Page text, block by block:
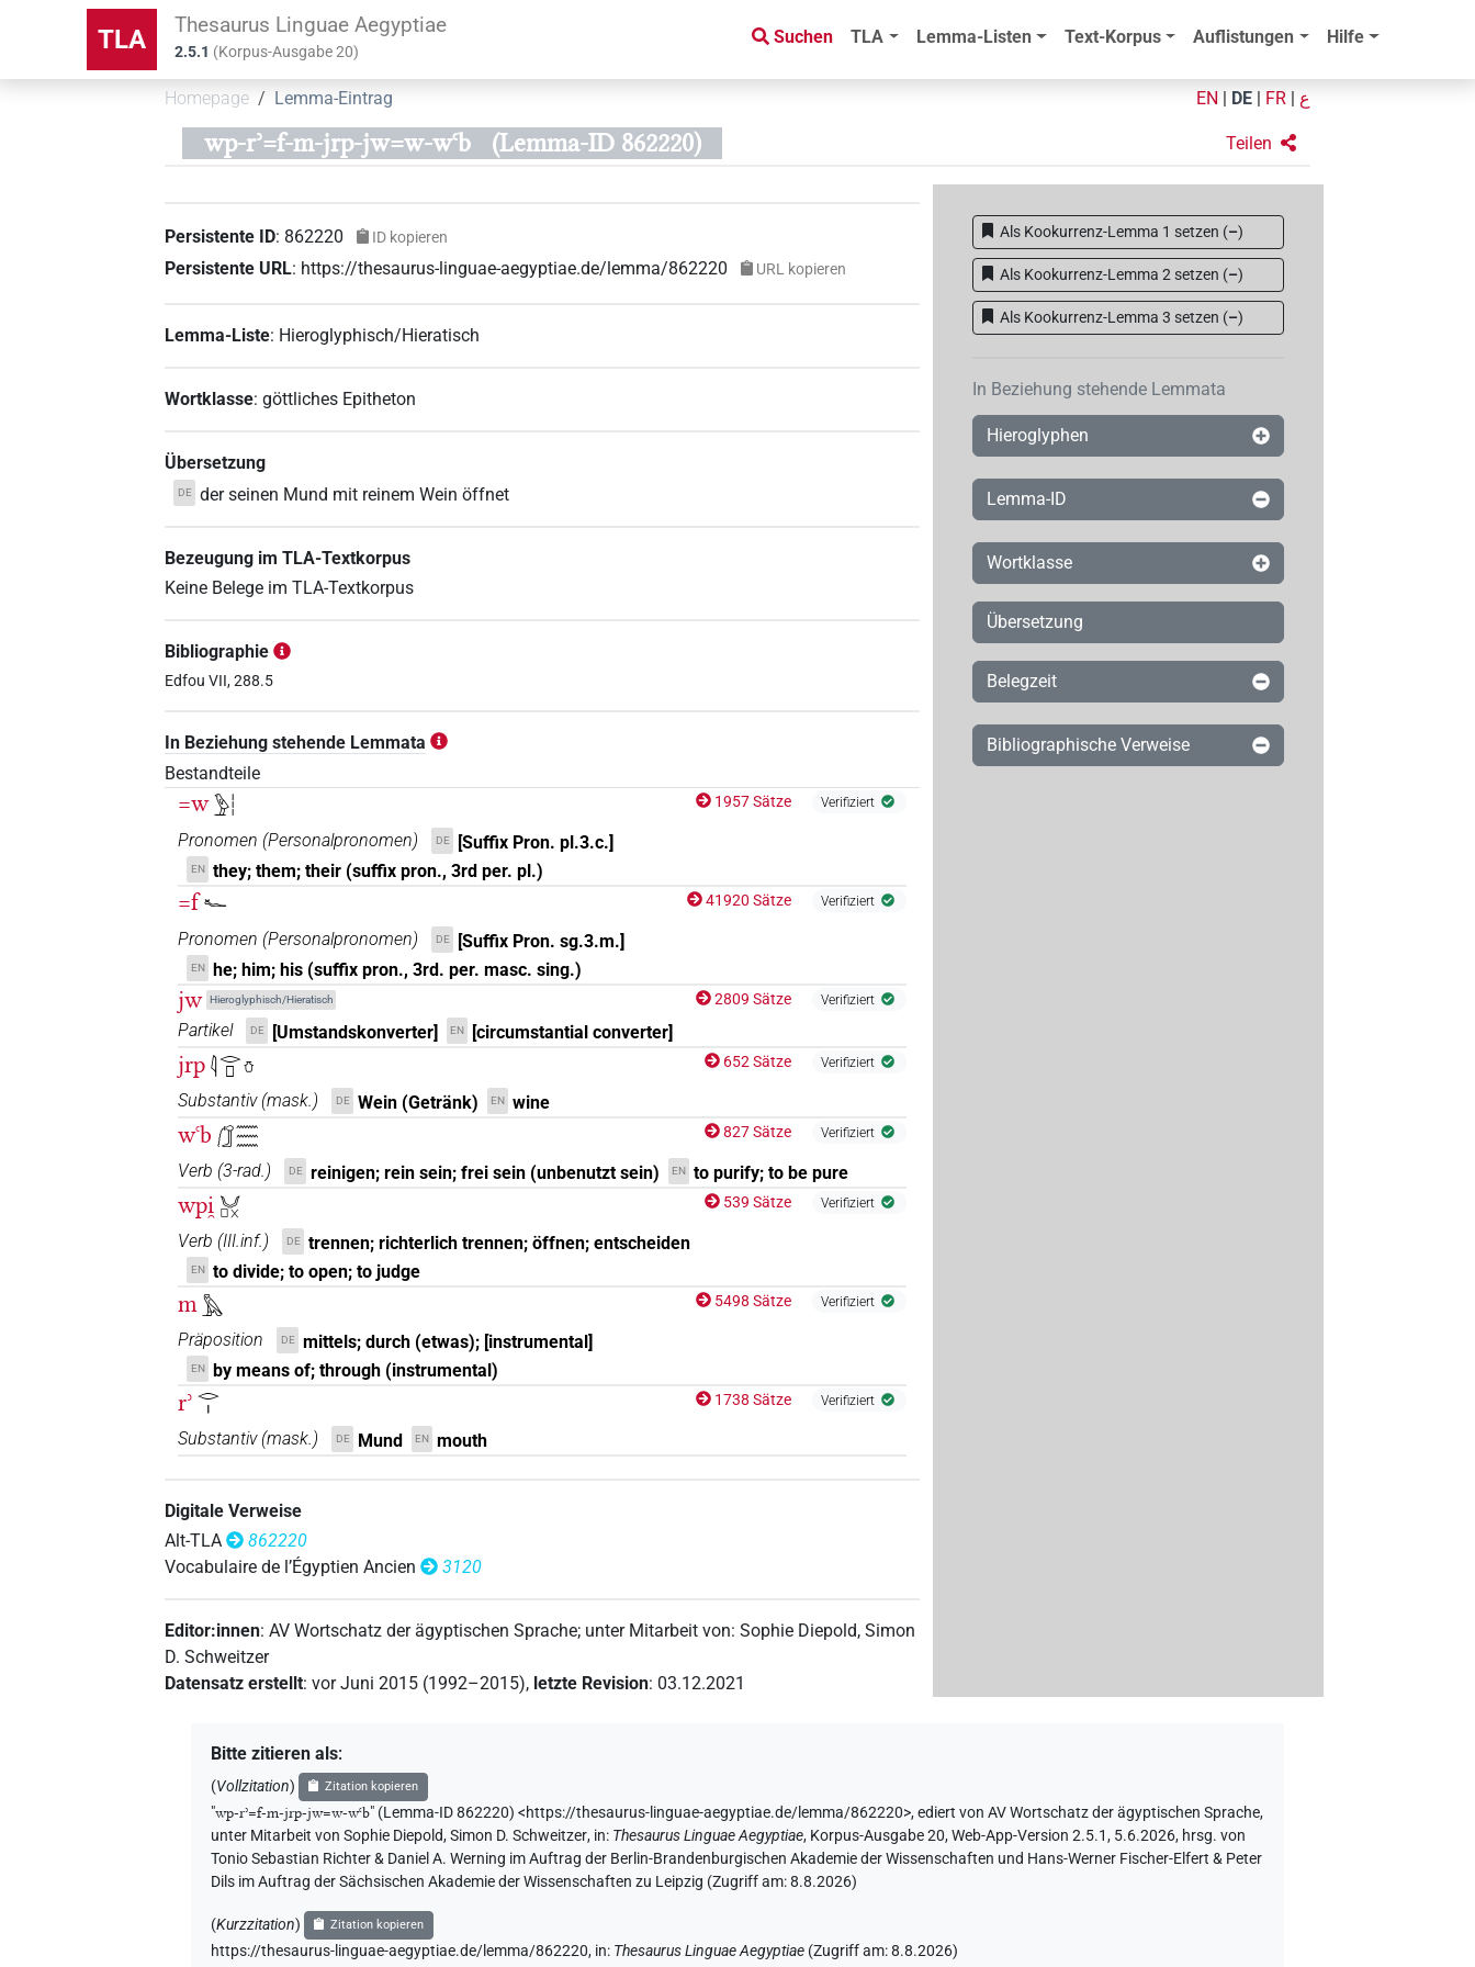
TLA Thesaurus Linguae Aegyptiae
2.5.1 (Korpus-Ausgabe20)
Suchen TLA Lemma-Listen Text-Korpus Auflistungen Hilfe
Homepage Lemma-Eintrag EN DE FR ع
wp-rʾ=f-m-jrp-jw=w-wꜥb (Lemma-ID 862220) Teilen
Persistente ID: 862220 ID kopieren
Persistente URL: https://thesaurus-linguae-aegyptiae.de/lemma/862220 URL kopieren
Lemma-Liste: Hieroglyphisch/Hieratisch
Wortklasse:göttliches Epitheton
Übersetzung
DE der seinen Mund mit reinem Wein öffnet
Bezeugung im TLA-Textkorpus
Keine Belege im TLA-Textkorpus
Bibliographie
Edfou VII, 288.5
In Beziehung stehende Lemmata
Bestandteile
=w𓅱𓏪 1957 Sätze Verifiziert
Pronomen (Personalpronomen) DE [Suffix Pron. pl.3.c.]
EN they; them; their (suffix pron., 3rd per. pl.)
=f𓆑 41920 Sätze Verifiziert
Pronomen (Personalpronomen) DE [Suffix Pron. sg.3.m.]
EN he; him; his (suffix pron., 3rd. per. masc. sing.)
jw Hieroglyphisch/Hieratisch 2809 Sätze Verifiziert
Partikel DE [Umstandskonverter] EN [circumstantial converter]
jrp𓇋𓂋𓊪𓏋 652 Sätze Verifiziert
Substantiv (mask.) DE Wein (Getränk) EN wine
wꜥb 𓃂𓈗 827 Sätze Verifiziert
Verb (3-rad.) DE reinigen; rein sein; frei sein (unbenutzt sein) EN to purify; to be pure
wpi̯ 𓄋𓊪𓏴 539 Sätze Verifiziert
Verb (III.inf.) DE trennen; richterlich trennen; öffnen; entscheiden
EN to divide; to open; to judge
m 𓅓 5498 Sätze Verifiziert
Präposition DE mittels; durch (etwas); [instrumental]
EN by means of; through (instrumental)
rʾ𓂋𓏤 1738 Sätze Verifiziert
Substantiv (mask.) DE Mund EN mouth
Digitale Verweise
Alt-TLA
862220
Vocabulaire de l’Égyptien Ancien
3120
Editor:innen:AV Wortschatz der ägyptischen Sprache; unter Mitarbeit von:Sophie Diepold,Simon
D. Schweitzer
Datensatz erstellt:vor Juni 2015 (1992–2015), letzte Revision: 03.12.2021
Als Kookurrenz-Lemma 1 setzen (–)
Als Kookurrenz-Lemma 2 setzen (–)
Als Kookurrenz-Lemma 3 setzen (–)
In Beziehung stehende Lemmata
Hieroglyphen
Lemma-ID
Wortklasse
Übersetzung
Belegzeit
Bibliographische Verweise
Bitte zitieren als:
(Vollzitation) Zitation kopieren
"wp-rʾ=f-m-jrp-jw=w-wꜥb" (Lemma-ID 862220) <https://thesaurus-linguae-aegyptiae.de/lemma/862220>,ediert von AV Wortschatz der ägyptischen Sprache,
unter Mitarbeit von Sophie Diepold,Simon D. Schweitzer, in: Thesaurus Linguae Aegyptiae, Korpus-Ausgabe 20, Web-App-Version 2.5.1, 5.6.2026, hrsg. von
Tonio Sebastian Richter & Daniel A. Werning im Auftrag der Berlin-Brandenburgischen Akademie der Wissenschaften und Hans-Werner Fischer-Elfert & Peter
Dils im Auftrag der Sächsischen Akademie der Wissenschaften zu Leipzig (Zugriff am:8.8.2026)
(Kurzzitation) Zitation kopieren
https://thesaurus-linguae-aegyptiae.de/lemma/862220, in: Thesaurus Linguae Aegyptiae (Zugriff am:8.8.2026)